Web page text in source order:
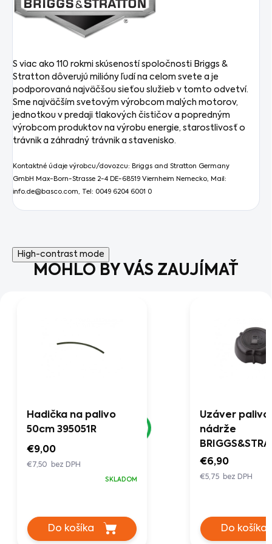
S viac ako 110 rokmi skúseností spoločnosti Briggs &
Stratton dôverujú milióny ľudí na celom svete a je
podporovaná najväčšou sieťou služieb v tomto odvetví.
Sme najväčším svetovým výrobcom malých motorov,
jednotkou v predaji tlakových čističov a popredným
výrobcom produktov na výrobu energie, starostlivosť o
trávnik a záhradný trávnik a stavenisko.
Kontaktné údaje výrobcu/dovozcu: Briggs and Stratton Germany
GmbH Max-Born-Strasse 2-4 DE-68519 Viernheim Nemecko, Mail:
info.de@basco.com, Tel: 0049 6204 6001 0
High-contrast mode
MOHLO BY VÁS ZAUJÍMAŤ
Hadička na palivo
50cm 395051R
€9,00
€7,50 bez DPH
SKLADOM
Do košíka
Uzáver
nádrže
náhrada
€6,90
€5,75 bez DPH
Do košíka